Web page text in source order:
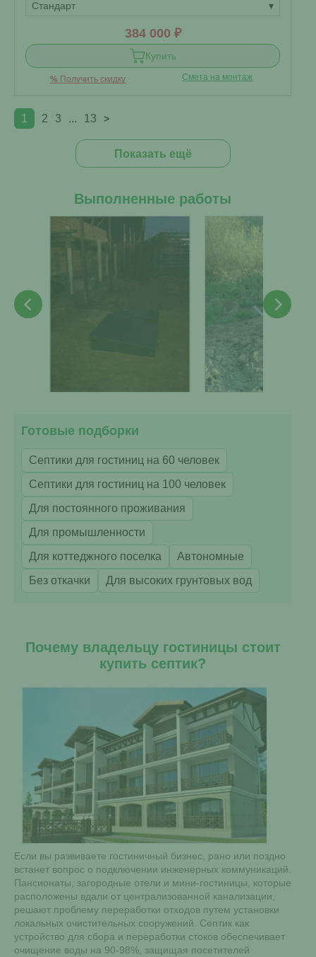
Стандарт
▾
384 000 ₽
Купить
% Получить скидку Смета на монтаж
1 2 3 ... 13 >
Показать ещё
Выполненные работы
Готовые подборки
Септики для гостиниц на 60 человек
Септики для гостиниц на 100 человек
Для постоянного проживания
Для промышленности
Для коттеджного поселка
Автономные
Без откачки
Для высоких грунтовых вод
Почему владельцу гостиницы стоит
купить септик?
Если вы развиваете гостиничный бизнес, рано или поздно
встанет вопрос о подключении инженерных коммуникаций.
Пансионаты, загородные отели и мини-гостиницы, которые
расположены вдали от централизованной канализации,
решают проблему переработки отходов путем установки
локальных очистительных сооружений. Септик как
устройство для сбора и переработки стоков обеспечивает
очищение воды на 90-98%, защищая посетителей